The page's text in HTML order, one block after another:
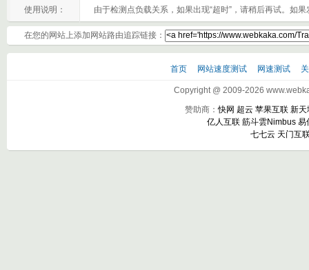
使用说明： 由于检测点负载关系，如果出现“超时”，请稍后再试。如
在您的网站上添加网站路由追踪链接：
首页 网站速度测试 网速测试
Copyright @ 2009-2026
赞助商：快网 超云 苹果互联 新天
亿人互联 筋斗雲Nimbus 易
七七云 天门互